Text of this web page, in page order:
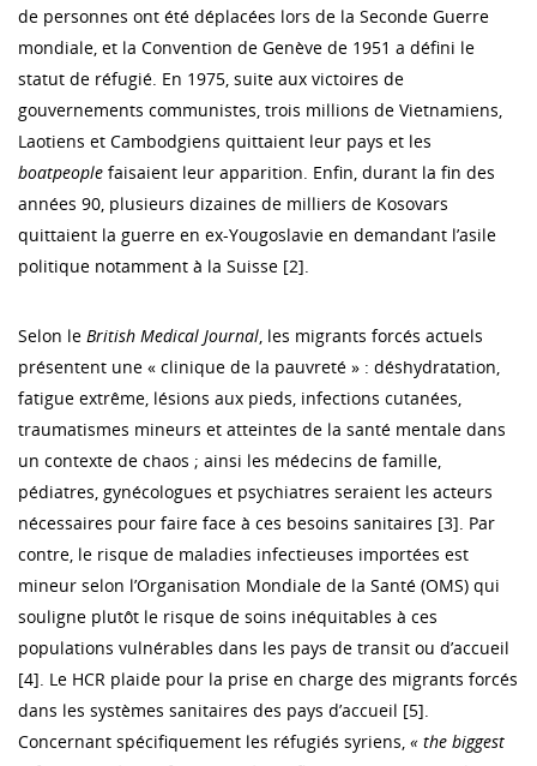
de personnes ont été déplacées lors de la Seconde Guerre
mondiale, et la Convention de Genève de 1951 a défini le
statut de réfugié. En 1975, suite aux victoires de
gouvernements communistes, trois millions de Vietnamiens,
Laotiens et Cambodgiens quittaient leur pays et les
boatpeople faisaient leur apparition. Enfin, durant la fin des
années 90, plusieurs dizaines de milliers de Kosovars
quittaient la guerre en ex-Yougoslavie en demandant l’asile
politique notamment à la Suisse [2].
Selon le British Medical Journal, les migrants forcés actuels
présentent une « clinique de la pauvreté » : déshydratation,
fatigue extrême, lésions aux pieds, infections cutanées,
traumatismes mineurs et atteintes de la santé mentale dans
un contexte de chaos ; ainsi les médecins de famille,
pédiatres, gynécologues et psychiatres seraient les acteurs
nécessaires pour faire face à ces besoins sanitaires [3]. Par
contre, le risque de maladies infectieuses importées est
mineur selon l’Organisation Mondiale de la Santé (OMS) qui
souligne plutôt le risque de soins inéquitables à ces
populations vulnérables dans les pays de transit ou d’accueil
[4]. Le HCR plaide pour la prise en charge des migrants forcés
dans les systèmes sanitaires des pays d’accueil [5].
Concernant spécifiquement les réfugiés syriens, « the biggest